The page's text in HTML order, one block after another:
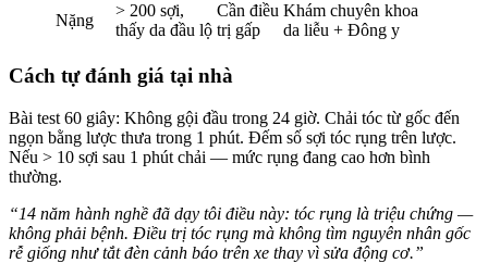
Nặng
> 200 sợi,
thấy da đầu lộ
Cần điều
trị gấp
Khám chuyên khoa
da liễu + Đông y
Cách tự đánh giá tại nhà
Bài test 60 giây: Không gội đầu trong 24 giờ. Chải tóc từ gốc đến
ngọn bằng lược thưa trong 1 phút. Đếm số sợi tóc rụng trên lược.
Nếu > 10 sợi sau 1 phút chải — mức rụng đang cao hơn bình
thường.
“14 năm hành nghề đã dạy tôi điều này: tóc rụng là triệu chứng —
không phải bệnh. Điều trị tóc rụng mà không tìm nguyên nhân gốc
rễ giống như tắt đèn cảnh báo trên xe thay vì sửa động cơ.”